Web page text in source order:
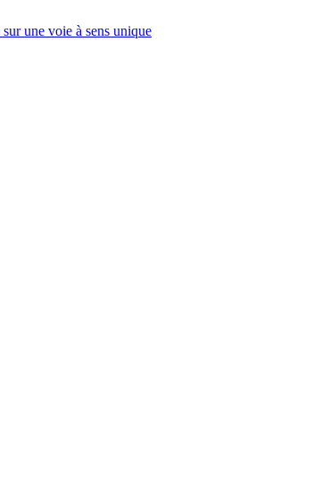
une voie à sens unique